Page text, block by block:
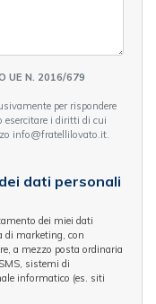
UE N. 2016/679
per rispondere
i diritti di cui
agli artt. 15 - 23 del GDPR scrivendo all'indirizzo info@fratellilovato.it.
dati personali
dei miei dati
di marketing, con
a mezzo posta ordinaria
sistemi di
informatico (es. siti